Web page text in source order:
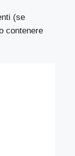
(se
contenere